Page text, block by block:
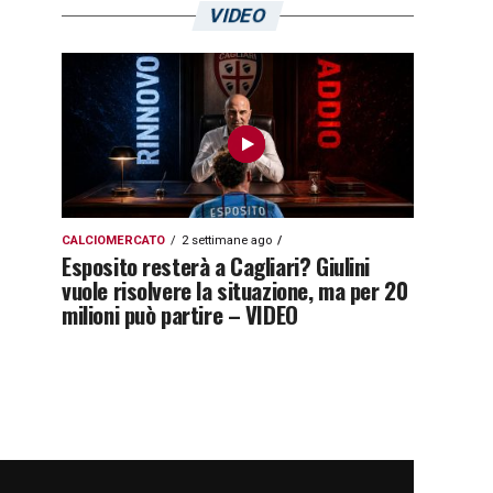
VIDEO
CALCIOMERCATO 2 settimane ago
Esposito resterà a Cagliari? Giulini
vuole risolvere la situazione, ma per 20
milioni può partire – VIDEO